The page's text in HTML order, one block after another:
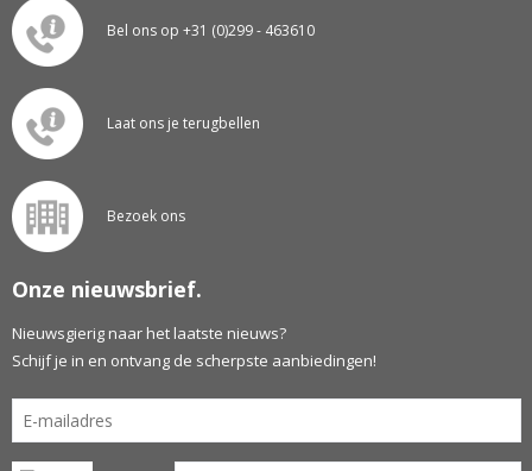
Bel ons op +31 (0)299 - 463610
Laat ons je terugbellen
Bezoek ons
Onze nieuwsbrief.
Nieuwsgierig naar het laatste nieuws?
Schijf je in en ontvang de scherpste aanbiedingen!